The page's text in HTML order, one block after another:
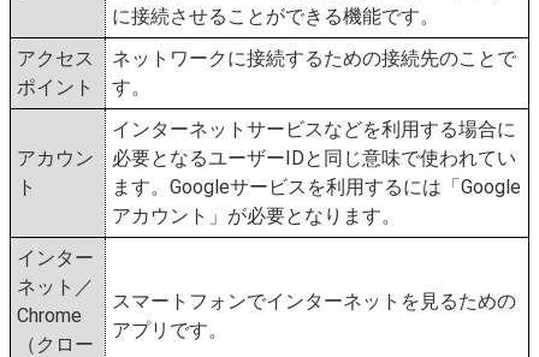
に接続させることができる機能です。
アクセス
ポイント
ネットワークに接続するための接続先のことで
す。
アカウン
ト
インターネットサービスなどを利用する場合に
必要となるユーザーIDと同じ意味で使われてい
ます。Googleサービスを利用するには「Google
アカウント」が必要となります。
インター
ネット／
Chrome
（クロー
スマートフォンでインターネットを見るための
アプリです。